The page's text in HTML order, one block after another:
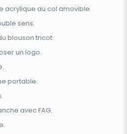
acrylique au col amovible.
sens.
blouson tricot.
un logo.
portable.
avec FAG.